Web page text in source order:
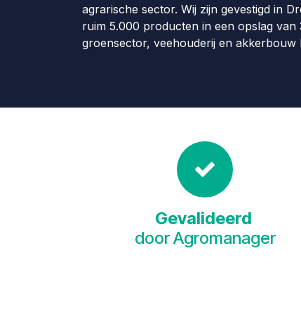
agrarische sector. Wij zijn gevestigd in
ruim 5.000 producten in een opslag
groensector, veehouderij en akkerbouw
Gevalideerd
door Agromanager